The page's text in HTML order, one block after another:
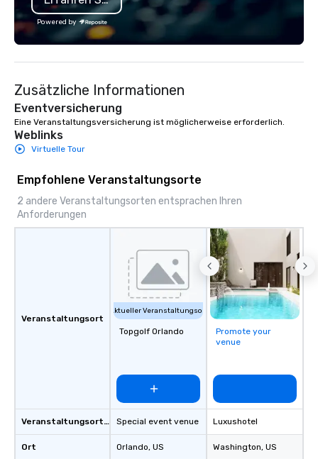
marketing, social,
to executive
Powered by
Zusätzliche Informationen
Eventversicherung
Eine Veranstaltungsversicherung ist möglicherweise erforderlich.
Weblinks
Virtuelle Tour
Empfohlene Veranstaltungsorte
2 andere Veranstaltungsorten entsprachen Ihren
Anforderungen
Veranstaltungsort
Veranstaltungsortstyp
Ort
Aktueller Veranstaltungsort
Topgolf Orlando
Special event venue
Orlando, US
Promote your
venue
Luxushotel
Washington, US